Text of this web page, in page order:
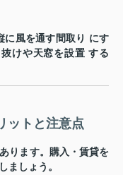
に風を通す間取り にす
抜けや天窓を設置 する
ットと注意点
ります。購入・賃貸を
ましょう。